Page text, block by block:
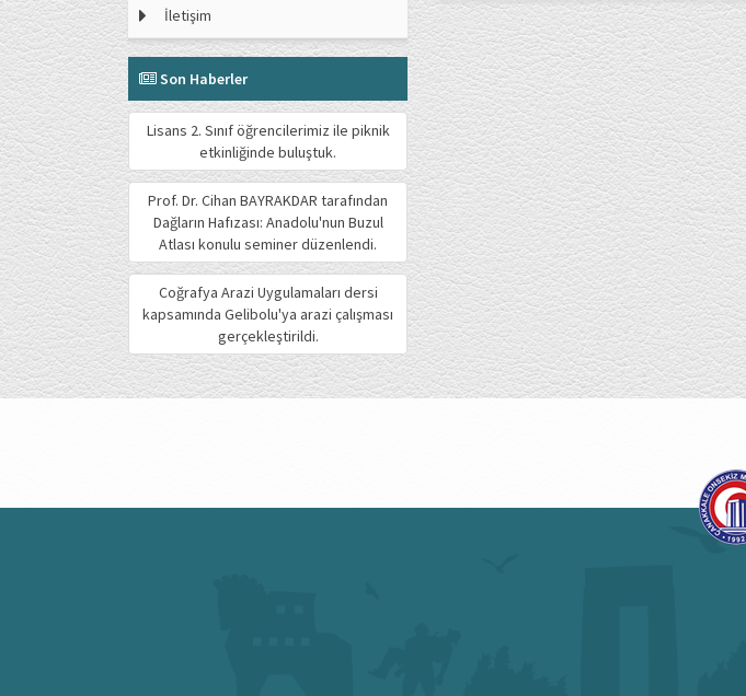
İletişim
Son Haberler
Lisans 2. Sınıf öğrencilerimiz ile piknik
etkinliğinde buluştuk.
Prof. Dr. Cihan BAYRAKDAR tarafından
Dağların Hafızası: Anadolu'nun Buzul
Atlası konulu seminer düzenlendi.
Coğrafya Arazi Uygulamaları dersi
kapsamında Gelibolu'ya arazi çalışması
gerçekleştirildi.